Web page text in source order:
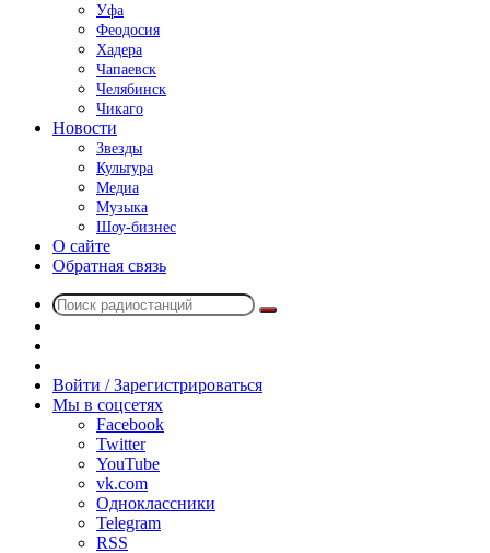
Уфа
Феодосия
Хадера
Чапаевск
Челябинск
Чикаго
Новости
Звезды
Культура
Медиа
Музыка
Шоу-бизнес
О сайте
Обратная связь
Поиск
радио
Войти / Зарегистрироваться
Мы в соцсетях
Facebook
Twitter
YouTube
vk.com
Одноклассники
Telegram
RSS